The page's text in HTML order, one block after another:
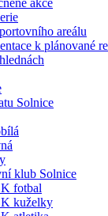
akce
areálu
k plánované
Solnice
klub Solnice
fotbal
kuželky